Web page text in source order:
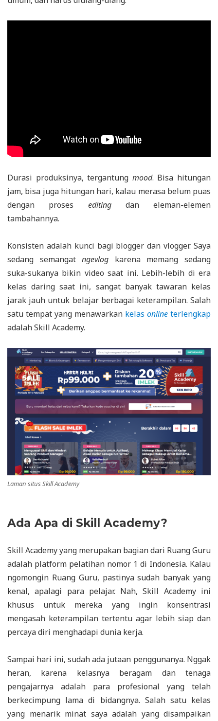
Durasi produksinya, tergantung mood. Bisa hitungan
jam, bisa juga hitungan hari, kalau merasa belum puas
dengan proses editingdan eleman-elemen
tambahannya.
Konsisten adalah kunci bagi blogger dan vlogger. Saya
sedang semangatngevlog karena memang sedang
suka-sukanya bikin video saat ini. Lebih-lebih di era
kelas daring saat ini, sangat banyak tawaran kelas
jarak jauh untuk belajar berbagai keterampilan. Salah
satu tempat yang menawarkan kelas online terlengkap
adalah Skill Academy.
Laman situs Skill Academy
Ada Apa di Skill Academy?
Skill Academy yang merupakan bagian dari Ruang Guru
adalah platform pelatihan nomor 1 di Indonesia. Kalau
ngomongin Ruang Guru, pastinya sudah banyak yang
kenal, apalagi para pelajar. Nah, Skill Academy ini
khusus untuk mereka yang ingin konsentrasi
mengasah keterampilan tertentu agar lebih siap dan
percaya diri menghadapi dunia kerja.
Sampai hari ini, sudah ada jutaan penggunanya. Nggak
heran, karena kelasnya beragam dan tenaga
pengajarnya adalah para profesional yang telah
berkecimpung lama di bidangnya. Salah satu kelas
yang menarik minat saya adalah yang disampaikan